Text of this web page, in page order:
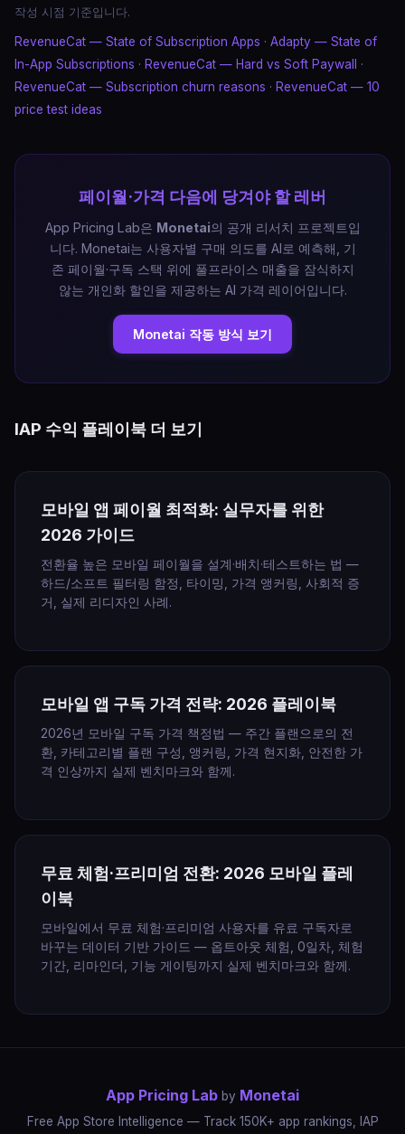
작성 시점 기준입니다.
RevenueCat — State of Subscription Apps · Adapty — State of
In-App Subscriptions · RevenueCat — Hard vs Soft Paywall
·
RevenueCat — Subscription churn reasons · RevenueCat — 10
price test ideas
페이월·가격 다음에 당겨야 할 레버
App Pricing Lab은 Monetai의 공개 리서치 프로젝트입
니다. Monetai는 사용자별 구매 의도를 AI로 예측해, 기
존 페이월·구독 스택 위에 풀프라이스 매출을 잠식하지
않는 개인화 할인을 제공하는 AI 가격 레이어입니다.
Monetai 작동 방식 보기
IAP 수익 플레이북 더 보기
모바일 앱 페이월 최적화: 실무자를 위한
2026 가이드
전환율 높은 모바일 페이월을 설계·배치·테스트하는 법 —
하드/소프트 필터링 함정, 타이밍, 가격 앵커링, 사회적 증
거, 실제 리디자인 사례.
모바일 앱 구독 가격 전략: 2026 플레이북
2026년 모바일 구독 가격 책정법 — 주간 플랜으로의 전
환, 카테고리별 플랜 구성, 앵커링, 가격 현지화, 안전한 가
격 인상까지 실제 벤치마크와 함께.
무료 체험·프리미엄 전환: 2026 모바일 플레
이북
모바일에서 무료 체험·프리미엄 사용자를 유료 구독자로
바꾸는 데이터 기반 가이드 — 옵트아웃 체험, 0일차, 체험
기간, 리마인더, 기능 게이팅까지 실제 벤치마크와 함께.
App Pricing Lab by Monetai
Free App Store Intelligence — Track 150K+ app rankings, IAP